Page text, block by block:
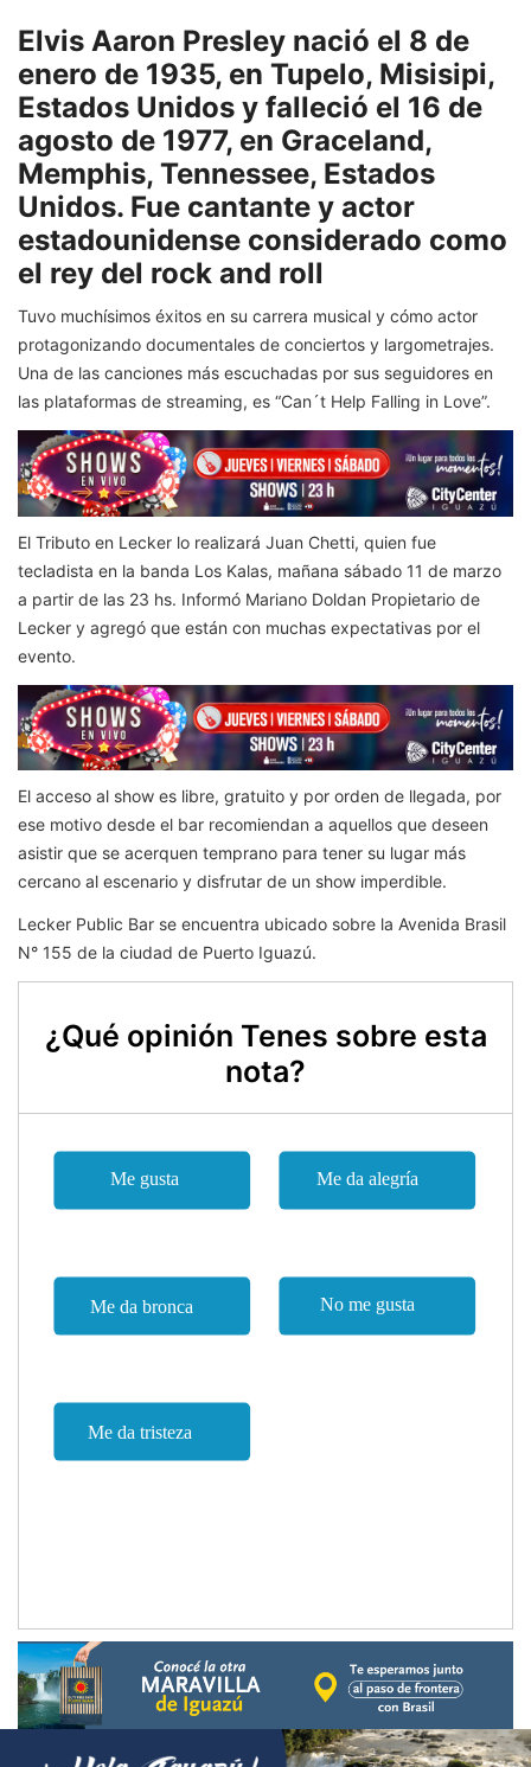
Elvis Aaron Presley nació el 8 de
enero de 1935, en Tupelo, Misisipi,
Estados Unidos y falleció el 16 de
agosto de 1977, en Graceland,
Memphis, Tennessee, Estados
Unidos. Fue cantante y actor
estadounidense considerado como
el rey del rock and roll
Tuvo muchísimos éxitos en su carrera musical y cómo actor
protagonizando documentales de conciertos y largometrajes.
Una de las canciones más escuchadas por sus seguidores en
las plataformas de streaming, es “Can´t Help Falling in Love”.
El Tributo en Lecker lo realizará Juan Chetti, quien fue
tecladista en la banda Los Kalas, mañana sábado 11 de marzo
a partir de las 23 hs. Informó Mariano Doldan Propietario de
Lecker y agregó que están con muchas expectativas por el
evento.
El acceso al show es libre, gratuito y por orden de llegada, por
ese motivo desde el bar recomiendan a aquellos que deseen
asistir que se acerquen temprano para tener su lugar más
cercano al escenario y disfrutar de un show imperdible.
Lecker Public Bar se encuentra ubicado sobre la Avenida Brasil
N° 155 de la ciudad de Puerto Iguazú.
¿Qué opinión Tenes sobre esta
nota?